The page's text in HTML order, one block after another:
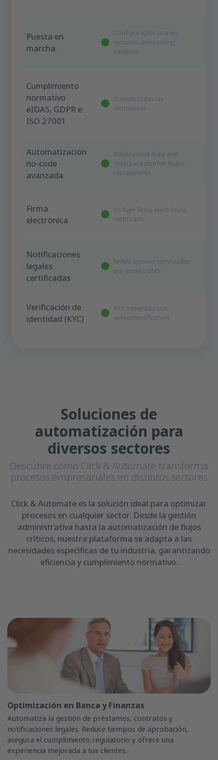
Puesta en
marcha
Configuración lista en
minutos, onboarding
intuitivo
Cumplimiento
normativo
eIDAS, GDPR e
ISO 27001
Cumple todas las
normativas
Automatización
no-code
avanzada
Editor visual drag-and-
drop para diseñar flujos
rápidamente
Firma
electrónica
Incluye firma electrónica
certificada
Notificaciones
legales
certificadas
Notificaciones certificadas
por email y SMS
Verificación de
identidad (KYC)
KYC integrado con
videoidentificación
Soluciones de
automatización para
diversos sectores
Descubre cómo Click & Automate transforma
procesos empresariales en distintos sectores
Click & Automate es la solución ideal para optimizar
procesos en cualquier sector. Desde la gestión
administrativa hasta la automatización de flujos
críticos, nuestra plataforma se adapta a las
necesidades específicas de tu industria, garantizando
eficiencia y cumplimiento normativo.
Optimización en Banca y Finanzas
Automatiza la gestión de préstamos, contratos y
notificaciones legales. Reduce tiempos de aprobación,
asegura el cumplimiento regulatorio y ofrece una
experiencia mejorada a tus clientes.